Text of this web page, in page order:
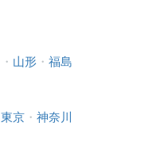
・ 山形 ・ 福島
東京 ・ 神奈川